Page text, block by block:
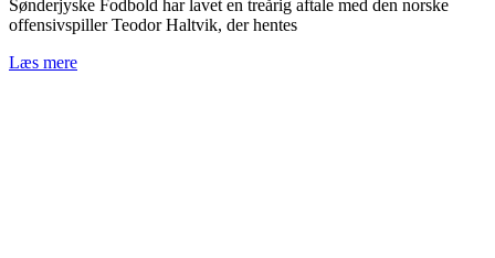
Sønderjyske Fodbold har lavet en treårig aftale med den norske
offensivspiller Teodor Haltvik, der hentes
Læs mere